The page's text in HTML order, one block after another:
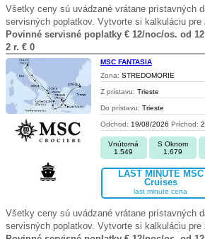
Všetky ceny sú uvádzané vrátane prístavných
servisných poplatkov. Vytvorte si kalkuláciu pre
Povinné servisné poplatky € 12/noc/os. od
2 r. € 0
MSC FANTASIA
Zona: STREDOMORIE
Z prístavu: Trieste
Do prístavu: Trieste
Odchod: 19/08/2026 Príchod:
Vnútorná
1.549
S Oknom
1.679
LAST MINUTE MSC
Cruises
last minute cena
Všetky ceny sú uvádzané vrátane prístavných
servisných poplatkov. Vytvorte si kalkuláciu pre